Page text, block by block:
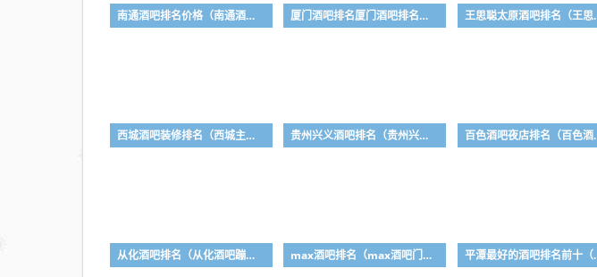
南通酒吧排名价格（南通酒吧排名价格一览表） 厦门酒吧排名厦门酒吧排名（2020厦门最火的酒吧） 王思聪太原
西城酒吧装修排名（西城主题ktv） 贵州兴义酒吧排名（贵州兴义酒吧排名榜） 百色酒吧夜
从化酒吧排名（从化酒吧蹦迪哪里好玩） max酒吧排名（max酒吧门票） 平潭最好的酒